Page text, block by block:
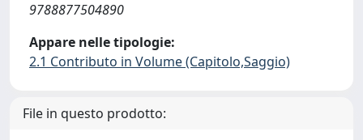
9788877504890
Appare nelle tipologie:
2.1 Contributo in Volume (Capitolo,Saggio)
File in questo prodotto: